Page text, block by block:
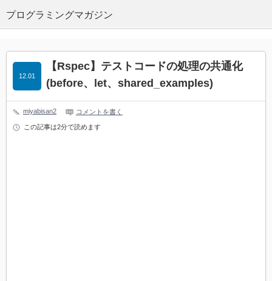
プログラミングマガジン
【Rspec】テストコードの処理の共通化
(before、let、shared_examples)
12.01
miyabisan2 コメントを書く
この記事は2分で読めます